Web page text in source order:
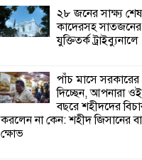
২নং ওয়ার্ডের উদ্যোগে
কর্মী সম্মেলন
সহনশীল জনগোষ্ঠী
প্রকল্পের
শিখন ও অভিজ্ঞতা বিনিময় সভা
২৮ জনের সাক্ষ্য
কাদেরসহ সাতজনের
যুক্তিতর্ক ট্রাইব্যুনালে
পাঁচ মাসে
দিচ্ছেন, আপনারা
বছরে শহীদদের
করলেন না কেন: শহীদ জিসানের
ক্ষোভ